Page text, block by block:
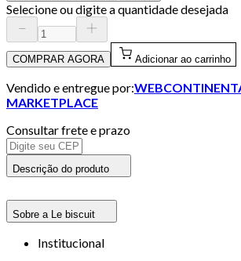
Selecione ou digite a quantidade desejada
COMPRAR AGORA Adicionar ao carrinho
Vendido e entregue por:
MARKETPLACE
Consultar frete e prazo
Descrição do produto
Sobre a Le biscuit
Institucional